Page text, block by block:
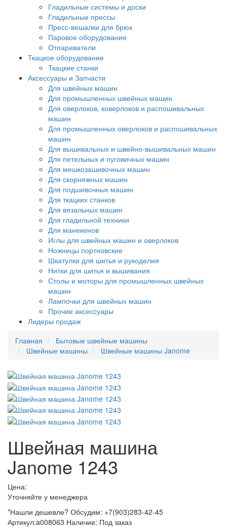
Гладильные системы и доски
Гладильные прессы
Пресс-вешалки для брюк
Паровое оборудование
Отпариватели
Ткацкое оборудование
Ткацкие станки
Аксессуары и Запчасти
Для швейных машин
Для промышленных швейных машин
Для оверлоков, коверлоков и распошивальных
машин
Для промышленных оверлоков и распошивальных
машин
Для вышивальных и швейно-вышивальных машин
Для петельных и пуговичных машин
Для мешкозашивочных машин
Для скорняжных машин
Для подшивочных машин
Для ткацких станков
Для вязальных машин
Для гладильной техники
Для манекенов
Иглы для швейных машин и оверлоков
Ножницы портновские
Шкатулки для шитья и рукоделия
Нитки для шитья и вышивания
Столы и моторы для промышленных швейных
машин
Лампочки для швейных машин
Прочие аксессуары
Лидеры продаж
Главная
Бытовые швейные машины
Швейные машины
Швейные машины Janome
Швейная машина
Janome 1243
Цена:
Уточняйте у менеджера
*Нашли дешевле? Обсудим: +7(903)283-42-45
Артикул:a008063 Наличие: Под заказ